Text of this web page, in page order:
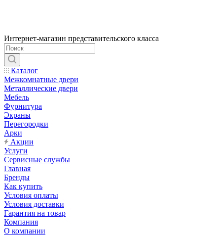
Интернет-магазин представительского класса
Каталог
Межкомнатные двери
Металлические двери
Мебель
Фурнитура
Экраны
Перегородки
Арки
Акции
Услуги
Сервисные службы
Главная
Бренды
Как купить
Условия оплаты
Условия доставки
Гарантия на товар
Компания
О компании